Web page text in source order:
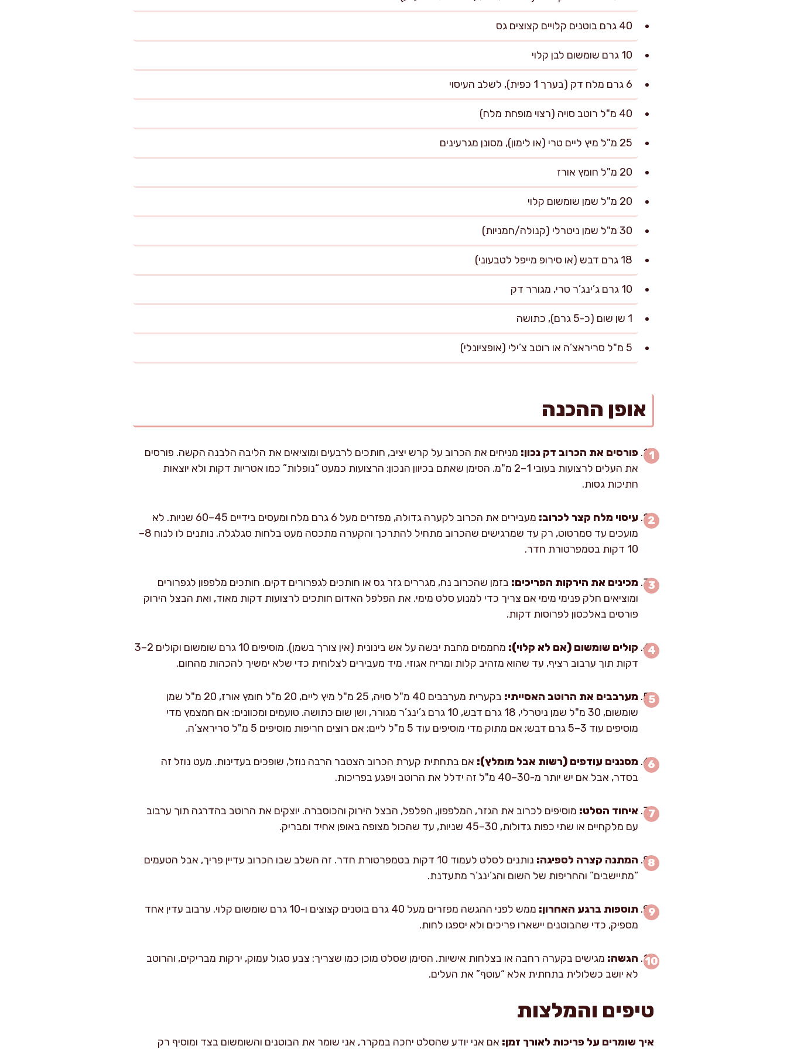
40 גרם בוטנים קלויים קצוצים גס
10 גרם שומשום לבן קלוי
6 גרם מלח דק (בערך 1 כפית), לשלב העיסוי
40 מ"ל רוטב סויה (רצוי מופחת מלח)
25 מ"ל מיץ ליים טרי (או לימון), מסונן מגרעינים
20 מ"ל חומץ אורז
20 מ"ל שמן שומשום קלוי
30 מ"ל שמן ניטרלי (קנולה/חמניות)
18 גרם דבש (או סירופ מייפל לטבעוני)
10 גרם ג’ינג’ר טרי, מגורר דק
1 שן שום (כ-5 גרם), כתושה
5 מ"ל סריראצ’ה או רוטב צ’ילי (אופציונלי)
אופן ההכנה
פורסים את הכרוב דק נכון: מניחים את הכרוב על קרש יציב, חותכים לרבעים ומוציאים את הליבה הלבנה הקשה. פורסים
את העלים לרצועות בעובי 1–2 מ"מ. הסימן שאתם בכיוון הנכון: הרצועות כמעט “נופלות” כמו אטריות דקות ולא יוצאות
חתיכות גסות.
עיסוי מלח קצר לכרוב:
מעבירים את הכרוב לקערה גדולה, מפזרים מעל 6 גרם מלח ומעסים בידיים 45–60 שניות. לא
מועכים עד סמרטוט, רק עד שמרגישים שהכרוב מתחיל להתרכך והקערה מתכסה מעט בלחות סגלגלה. נותנים לו לנוח 8–
10 דקות בטמפרטורת חדר.
מכינים את הירקות הפריכים: בזמן שהכרוב נח, מגררים גזר גס או חותכים לגפרורים דקים. חותכים מלפפון לגפרורים
ומוציאים חלק פנימי מימי אם צריך כדי למנוע סלט מימי. את הפלפל האדום חותכים לרצועות דקות מאוד, ואת הבצל הירוק
פורסים באלכסון לפרוסות דקות.
קולים שומשום (אם לא קלוי):
מחממים מחבת יבשה על אש בינונית (אין צורך בשמן). מוסיפים 10 גרם שומשום וקולים 2–3
דקות תוך ערבוב רציף, עד שהוא מזהיב קלות ומריח אגוזי. מיד מעבירים לצלוחית כדי שלא ימשיך להכהות מהחום.
מערבבים את הרוטב האסייתי:
בקערית מערבבים 40 מ"ל סויה, 25 מ"ל מיץ ליים, 20 מ"ל חומץ אורז, 20 מ"ל שמן
שומשום, 30 מ"ל שמן ניטרלי, 18 גרם דבש, 10 גרם ג’ינג’ר מגורר, ושן שום כתושה. טועמים ומכוונים: אם חמצמץ מדי
מוסיפים עוד 3–5 גרם דבש; אם מתוק מדי מוסיפים עוד 5 מ"ל ליים; אם רוצים חריפות מוסיפים 5 מ"ל סריראצ’ה.
מסננים עודפים (רשות אבל מומלץ): אם בתחתית קערת הכרוב הצטבר הרבה נוזל, שופכים בעדינות. מעט נוזל זה
בסדר, אבל אם יש יותר מ-30–40 מ"ל זה ידלל את הרוטב ויפגע בפריכות.
איחוד הסלט: מוסיפים לכרוב את הגזר, המלפפון, הפלפל, הבצל הירוק והכוסברה. יוצקים את הרוטב בהדרגה תוך ערבוב
עם מלקחיים או שתי כפות גדולות, 30–45 שניות, עד שהכול מצופה באופן אחיד ומבריק.
המתנה קצרה לספיגה:
נותנים לסלט לעמוד 10 דקות בטמפרטורת חדר. זה השלב שבו הכרוב עדיין פריך, אבל הטעמים
“מתיישבים” והחריפות של השום והג’ינג’ר מתעדנת.
תוספות ברגע האחרון:
ממש לפני ההגשה מפזרים מעל 40 גרם בוטנים קצוצים ו-10 גרם שומשום קלוי. ערבוב עדין אחד
מספיק, כדי שהבוטנים יישארו פריכים ולא יספגו לחות.
הגשה: מגישים בקערה רחבה או בצלחות אישיות. הסימן שסלט מוכן כמו שצריך: צבע סגול עמוק, ירקות מבריקים, והרוטב
לא יושב כשלולית בתחתית אלא “עוטף” את העלים.
טיפים והמלצות
איך שומרים על פריכות לאורך זמן: אם אני יודע שהסלט יחכה במקרר, אני שומר את הבוטנים והשומשום בצד ומוסיף רק